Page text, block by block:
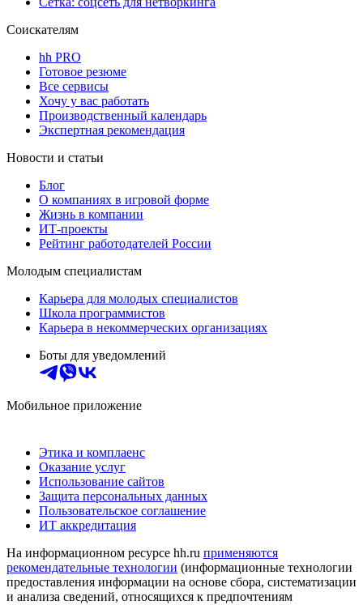
Соискателям
hh PRO
Готовое резюме
Все сервисы
Хочу у вас работать
Производственный календарь
Экспертная рекомендация
Новости и статьи
Блог
О компаниях в игровой форме
Жизнь в компании
ИТ-проекты
Рейтинг работодателей России
Молодым специалистам
Карьера для молодых специалистов
Школа программистов
Карьера в некоммерческих организациях
Боты для уведомлений
Мобильное приложение
Этика и комплаенс
Оказание услуг
Использование сайтов
Защита персональных данных
Пользовательское соглашение
ИТ аккредитация
На информационном ресурсе hh.ru применяются
рекомендательные технологии (информационные технологии
предоставления информации на основе сбора, систематизации
и анализа сведений, относящихся к предпочтениям